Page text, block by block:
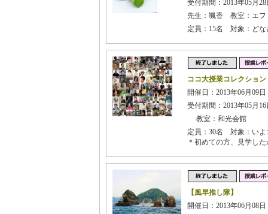
受付期間：2013年05月
先生：颯香 教室：エフ
定員：15名 対象：どな
ココ大授業コレクション
開催日：2013年06月09
受付期間：2013年05月
教室：和光会館
定員：30名 対象：いよ
＊初めての方、見学し
【風早推し隊】
開催日：2013年06月08